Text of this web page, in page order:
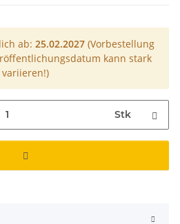
ab: 25.02.2027 (Vorbestellung
kann stark
variieren!)
Stk